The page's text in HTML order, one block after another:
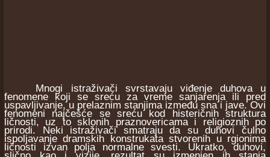
Mnogi istraživači svrstavaju viđenje duhova u
fenomene koji se sreću za vreme sanjarenja ili pred
uspavljivanje, u prelaznim stanjima između sna i jave. Ovi
fenomeni najčešće se sreću kod histeričnih struktura
ličnosti, uz to sklonih praznovericama i religioznih po
prirodi. Neki istraživači smatraju da su duhovi čulno
ispoljavanje dramskih konstrukata stvorenih u rgionima
ličnosti izvan polja normalne svesti. Ukratko, duhovi,